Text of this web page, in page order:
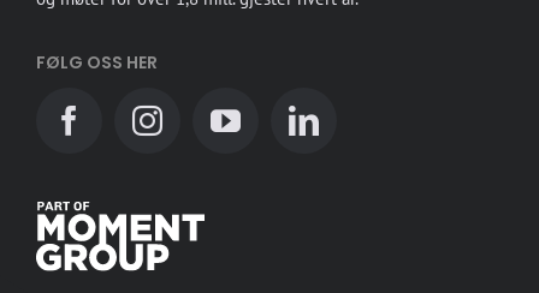
FØLG OSS HER